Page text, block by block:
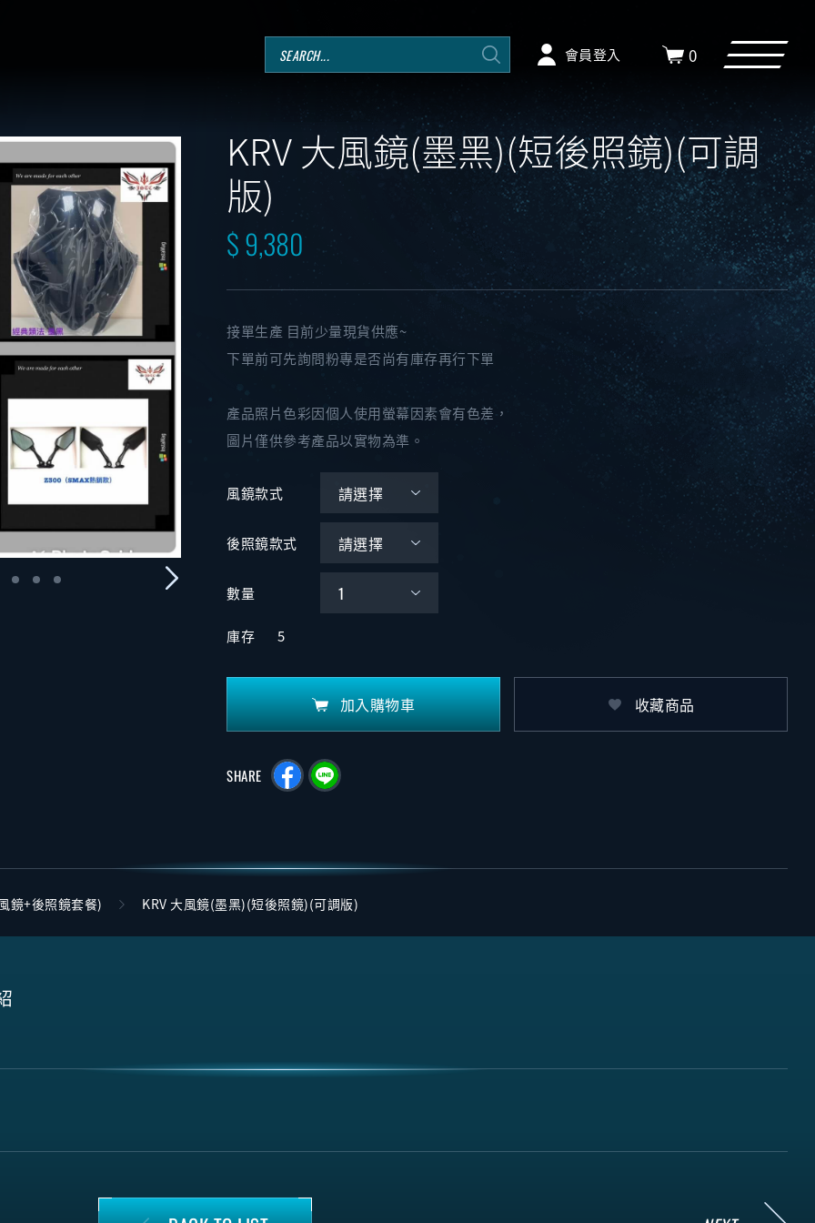
會員登入 0
KRV 大風鏡(墨黑)(短後照鏡)(可調
版)
$ 9,380
接單生產 目前少量現貨供應~
下單前可先詢問粉專是否尚有庫存再行下單
產品照片色彩因個人使用螢幕因素會有色差，
圖片僅供參考產品以實物為準。
風鏡款式
後照鏡款式
數量
庫存 5
加入購物車 收藏商品
SHARE
鏡+後照鏡套餐) KRV 大風鏡(墨黑)(短後照鏡)(可調版)